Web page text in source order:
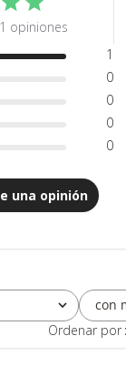
opiniones
1
0
0
0
0
una opinión
con
Ordenar por :